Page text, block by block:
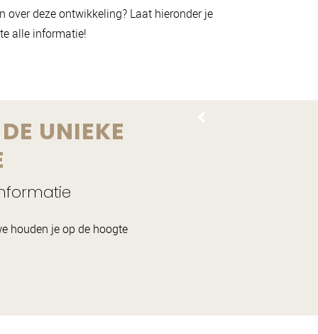
over deze ontwikkeling? Laat hieronder je
alle informatie!
UNIEKE
houden je op de hoogte